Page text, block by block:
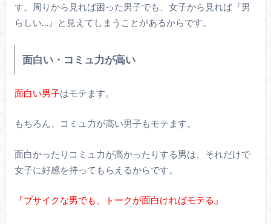
す。周りから見れば困った男子でも、女子から見れば『男
らしい…』と見えてしまうことがあるからです。
面白い・コミュ力が高い
面白い男子はモテます。
もちろん、コミュ力が高い男子もモテます。
面白かったりコミュ力が高かったりする男は、それだけで
女子に好感を持ってもらえるからです。
『ブサイクな男でも、トークが面白ければモテる』